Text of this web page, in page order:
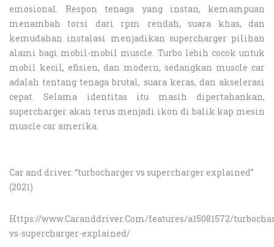
emosional. Respon tenaga yang instan, kemampuan
menambah torsi dari rpm rendah, suara khas, dan
kemudahan instalasi menjadikan supercharger pilihan
alami bagi mobil-mobil muscle. Turbo lebih cocok untuk
mobil kecil, efisien, dan modern, sedangkan muscle car
adalah tentang tenaga brutal, suara keras, dan akselerasi
cepat. Selama identitas itu masih dipertahankan,
supercharger akan terus menjadi ikon di balik kap mesin
muscle car amerika.
Car and driver. “turbocharger vs supercharger explained”
(2021)
Https://www.Caranddriver.Com/features/a15081572/
vs-supercharger-explained/